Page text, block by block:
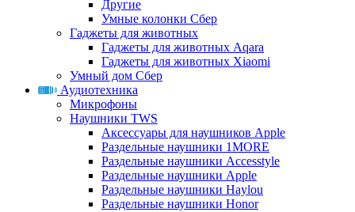
Другие
Умные колонки Сбер
Гаджеты для животных
Гаджеты для животных Aqara
Гаджеты для животных Xiaomi
Умный дом Сбер
Аудиотехника
Микрофоны
Наушники TWS
Аксессуары для наушников Apple
Раздельные наушники 1MORE
Раздельные наушники Accesstyle
Раздельные наушники Apple
Раздельные наушники Haylou
Раздельные наушники Honor